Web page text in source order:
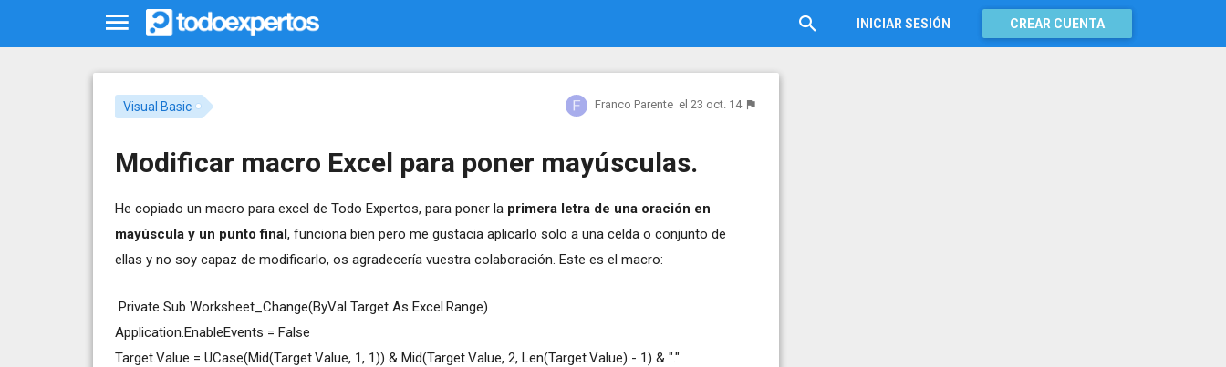
INICIAR SESIÓN CREAR CUENTA
Visual Basic Franco Parente el 23 oct. 14
Modificar macro Excel para poner mayúsculas.
He copiado un macro para excel de Todo Expertos, para poner la primera letra de una oración en
mayúscula y un punto final, funciona bien pero me gustacia aplicarlo solo a una celda o conjunto de
ellas y no soy capaz de modificarlo, os agradecería vuestra colaboración. Este es el macro:
Private Sub Worksheet_Change(ByVal Target As Excel.Range)
Application.EnableEvents = False
Target.Value = UCase(Mid(Target.Value, 1, 1)) & Mid(Target.Value, 2, Len(Target.Value) - 1) & "."